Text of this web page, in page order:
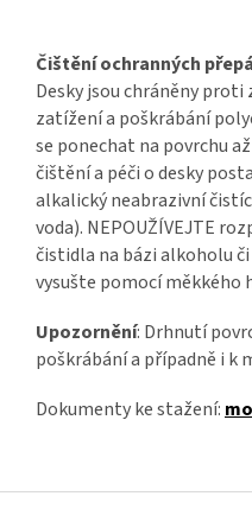
Čištění ochranných
Desky jsou chráněny
zatížení a poškrábání
se ponechat na povrchu
čištění a péči o desky
alkalický neabrazivní
voda). NEPOUŽÍVEJTE
čistidla na bázi alkoholu
vysušte pomocí měkkého
Upozornění: Drhnutí
poškrábání a případně i k
Dokumenty ke stažení: